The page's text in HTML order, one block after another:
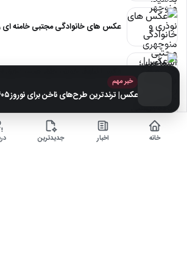
عکس های خانوادگی مجتبی خامنه ای
عکس| تغییر چهره «شهره صولتی» در 67 سالگی
خبر مهم
عکس| ترندترین طرح‌های ناخن برای نوروز ۱۴۰۵ را بشناسید
خانه اخبار جدیدترین